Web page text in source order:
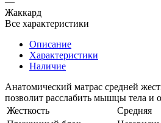
Жаккард
Все характеристики
Описание
Характеристики
Наличие
Анатомический матрас средней
позволит расслабить мышцы тела и
Жесткость
Средняя